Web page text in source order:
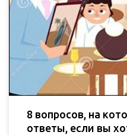
8 вопросов, на
ответы, если вы